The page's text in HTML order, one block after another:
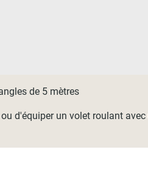
de 5 mètres
d'équiper un volet roulant